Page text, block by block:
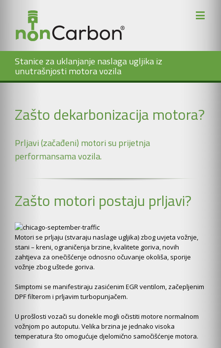
Stanice za uklanjanje naslaga ugljika iz
unutrašnjosti motora vozila
Zašto dekarbonizacija motora?
Prljavi (začađeni) motori su prijetnja
performansama vozila.
Zašto motori postaju prljavi?
Motori se prljaju (stvaraju naslage ugljika) zbog uvjeta vožnje,
stani – kreni, ograničenja brzine, kvalitete goriva, novih
zahtjeva za onečišćenje odnosno očuvanje okoliša, sporije
vožnje zbog uštede goriva.
Simptomi se manifestiraju zasićenim EGR ventilom, začepljenim
DPF filterom i prljavim turbopunjačem.
U prošlosti vozači su donekle mogli očistiti motore normalnom
vožnjom po autoputu. Velika brzina je jednako visoka
temperatura što omogućuje djelomično samočišćenje motora.